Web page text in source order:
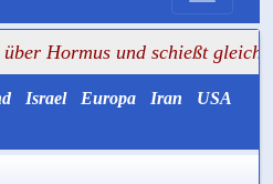
und schießt gleichzeitig auf
Israel Europa Iran
USA